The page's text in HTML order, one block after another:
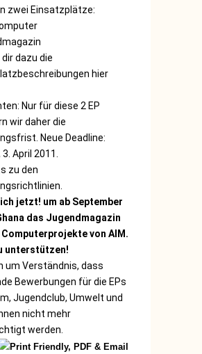
zwei Einsatzplätze:
dazu die
hier
Nur für diese 2 EP
wir daher die
Neue Deadline:
April 2011.
zu den
jetzt! um ab September
das Jugendmagazin
von AIM.
unterstützen!
um Verständnis, dass
Bewerbungen für die EPs
Jugendclub, Umwelt und
nicht mehr
werden.